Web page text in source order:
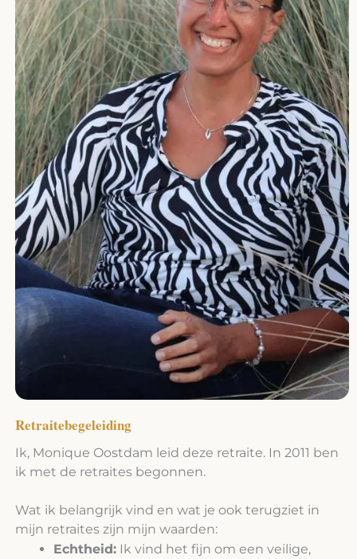
Retraitebegeleiding
Ik, Monique Oostdam leid deze retraite. In 2011 ben
ik met de retraites begonnen.
Wat ik belangrijk vind en wat je ook terugziet in
mijn retraites zijn mijn waarden:
Echtheid:Ik vind het fijn om een veilige,